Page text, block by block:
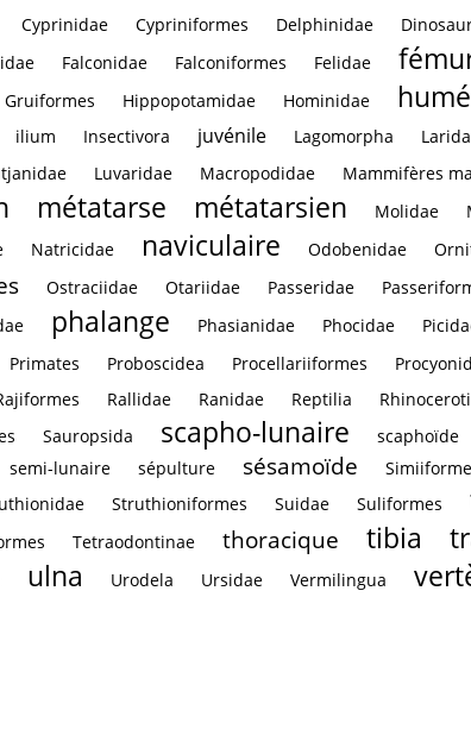
Cyprinidae Cypriniformes Delphinidae
Falconidae Falconiformes Felidae
Gruiformes Hippopotamidae Hominidae
ilium Insectivora juvénile Lagomorpha
Luvaridae Macropodidae Mammifères
métatarse métatarsien Molidae
Natricidae naviculaire Odobenidae
Ostraciidae Otariidae Passeridae
phalange Phasianidae Phocidae
Primates Proboscidea Procellariiformes
Rallidae Ranidae Reptilia
Sauropsida scapho-lunaire scaphoïde
semi-lunaire sépulture sésamoïde
Struthioniformes Suidae Suliformes
Tetraodontinae thoracique tibia
ulna Urodela Ursidae Vermilingua